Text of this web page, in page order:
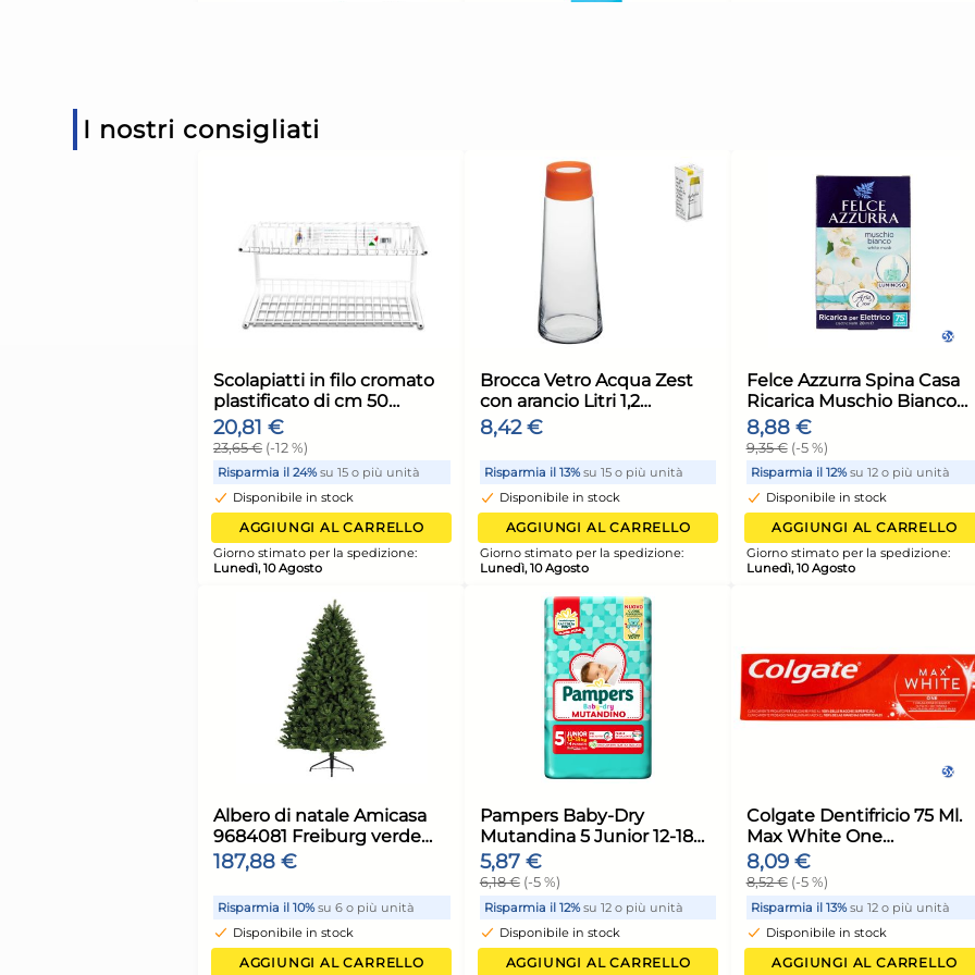
Giorno stimato per la spedizione:
Ariete Scopa elettrica filo
600W Handy Force one
RBT Red e Black
80,61 €
Risparmia il 10%
su 6 o più unità
Disponibile in stock
AGGIUNGI AL CARRELLO
Giorno stimato per la spedizione:
Lunedì, 10 Agosto
Ariete Scopa elettrica
batteria 22V Lithium
Digital Panel Silver e Blue
123,30 €
su 6 o più unità
Disponibile in stock
AGGIUNGI AL CARRELLO
Giorno stimato per la spedizione:
Lunedì, 10 Agosto
I nostri consigliati